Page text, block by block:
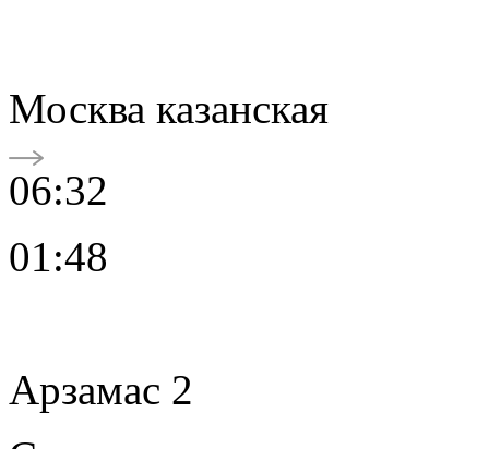
Москва казанская
06:32
01:48
Арзамас 2